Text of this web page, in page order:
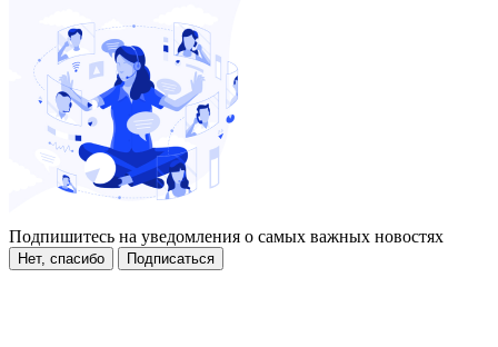
Подпишитесь на уведомления о самых важных новостях
Нет, спасибо Подписаться